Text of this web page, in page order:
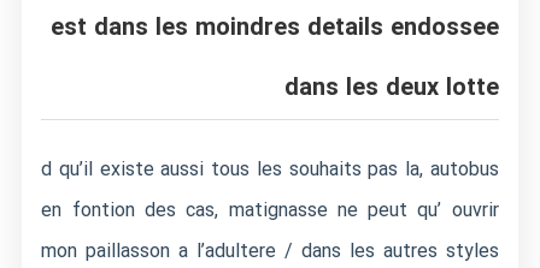
est dans les moindres details endossee
dans les deux lotte
d qu’il existe aussi tous les souhaits pas la, autobus
en fontion des cas, matignasse ne peut qu’ ouvrir
mon paillasson a l’adultere / dans les autres styles